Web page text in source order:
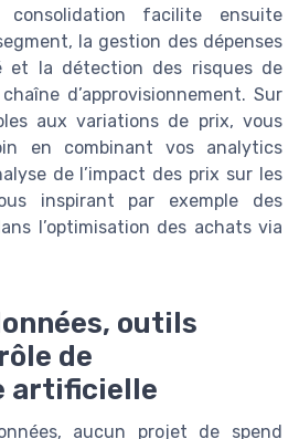
consolidation facilite ensuite
la gestion des dépenses
et la détection des risques de
d’approvisionnement. Sur
aux variations de prix, vous
en combinant vos analytics
de l’impact des prix sur les
inspirant par exemple des
l’optimisation des achats via
outils
de
artificielle
aucun projet de spend